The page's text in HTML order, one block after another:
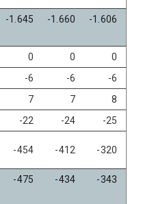
-1.645 -1.660 -1.606
0 0 0
-6 -6 -6
7 7 8
-22 -24 -25
-454 -412 -320
-475 -434 -343